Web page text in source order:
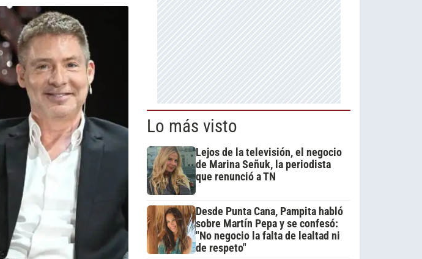
Lo más visto
Lejos de la televisión, el negocio
de Marina Señuk, la periodista
que renunció a TN
Desde Punta Cana, Pampita habló
sobre Martín Pepa y se confesó:
"No negocio la falta de lealtad ni
de respeto"